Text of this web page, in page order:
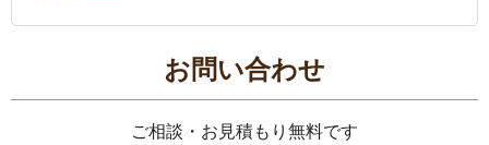
お問い合わせ
ご相談・お見積もり無料です